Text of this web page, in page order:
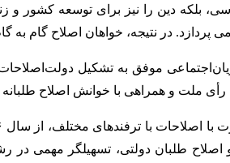
بلکه دین را نیز برای توسعه
در نتیجه، خواهان اصلاح گام
طلبان دولتی، تسهیلگر مهمی در